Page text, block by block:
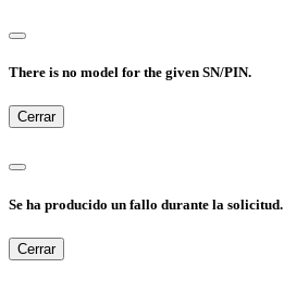
There is no model for the given SN/PIN.
Cerrar
Se ha producido un fallo durante la solicitud.
Cerrar